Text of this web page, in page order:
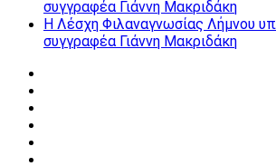
συγγραφέα Γιάννη Μακριδάκη
Η Λέσχη Φιλαναγνωσίας Λήμνου
συγγραφέα Γιάννη Μακριδάκη